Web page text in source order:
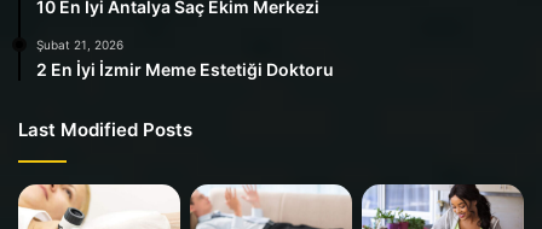
10 En İyi Antalya Saç Ekim Merkezi
Şubat 21, 2026
2 En İyi İzmir Meme Estetiği Doktoru
Last Modified Posts